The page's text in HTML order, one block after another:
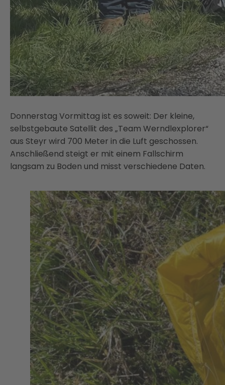
Donnerstag Vormittag ist es soweit: Der kleine,
selbstgebaute Satellit des „Team Werndlexplorer“
aus Steyr wird 700 Meter in die Luft geschossen.
Anschließend steigt er mit einem Fallschirm
langsam zu Boden und misst verschiedene Daten.